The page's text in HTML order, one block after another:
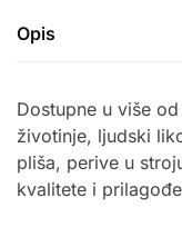
Opis
Dostupne u više
životinje, ljudski
pliša, perive u
kvalitete i